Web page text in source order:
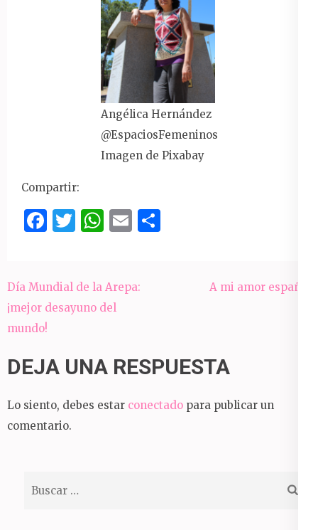
Angélica Hernández
@EspaciosFemeninos
Imagen de Pixabay
Compartir:
Facebook
Twitter
WhatsApp
Email
Navegación
de
entradas
Día Mundial de la Arepa:
¡mejor desayuno del
mundo!
A mi amor español
DEJA UNA RESPUESTA
Lo siento, debes estar conectado para publicar un
comentario.